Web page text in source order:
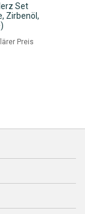
Set
Zirbenöl,
Preis